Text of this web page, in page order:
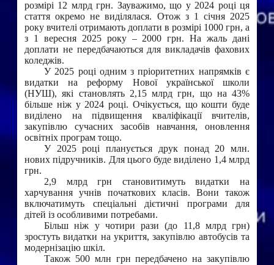
розмірі 12 млрд грн. Зауважимо, що у 2024 році ця
стаття окремо не виділялася. Отож з 1 січня 2025
року вчителі отримають доплати в розмірі 1000 грн, а
з 1 вересня 2025 року – 2000 грн. На жаль дані
доплати не передбачаються для викладачів фахових
коледжів.
У 2025 році одним з пріоритетних напрямків є
видатки на реформу Нової української школи
(НУШ), які становлять 2,15 млрд грн, що на 43%
більше ніж у 2024 році. Очікується, що кошти буде
виділено на підвищення кваліфікації вчителів,
закупівлю сучасних засобів навчання, оновлення
освітніх програм тощо.
У 2025 році планується друк понад 20 млн.
нових підручників. Для цього буде виділено 1,4 млрд
грн.
2,9 млрд грн становитимуть видатки на
харчування учнів початкових класів. Вони також
включатимуть спеціальні дієтичні програми для
дітей із особливими потребами.
Більш ніж у чотири рази (до 11,8 млрд грн)
зростуть видатки на укриття, закупівлю автобусів та
модернізацію шкіл.
Також 500 млн грн передбачено на закупівлю